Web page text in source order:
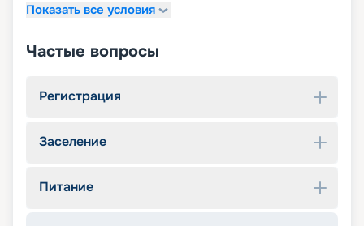
Показать все условия
Частые вопросы
Регистрация
Заселение
Питание